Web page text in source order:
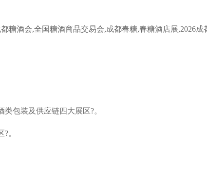
包装及供应链四大展区?。
。